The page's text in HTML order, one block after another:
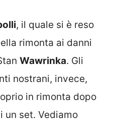
, il quale si è reso
rimonta ai danni
Wawrinka. Gli
nostrani, invece,
in rimonta dopo
un set. Vediamo